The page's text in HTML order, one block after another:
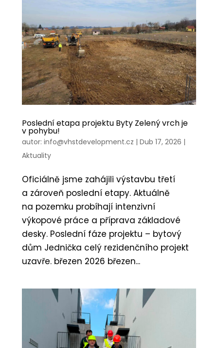
Poslední etapa projektu Byty Zelený vrch je
v pohybu!
autor: info@vhstdevelopment.cz | Dub 17, 2026 |
Aktuality
Oficiálně jsme zahájili výstavbu třetí
a zároveň poslední etapy. Aktuálně
na pozemku probíhají intenzivní
výkopové práce a příprava základové
desky. Poslední fáze projektu – bytový
dům Jednička celý rezidenčního projekt
uzavře. březen 2026 březen...